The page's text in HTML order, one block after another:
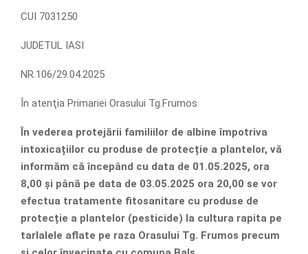
CUI 7031250
JUDETUL IASI
NR.106/29.04.2025
În atenţia Primariei Orasului Tg.Frumos
În vederea protejării familiilor de albine împotriva
intoxicațiilor cu produse de protecție a plantelor, vă
informăm că începând cu data de 01.05.2025, ora
8,00 şi până pe data de 03.05.2025 ora 20,00 se vor
efectua tratamente fitosanitare cu produse de
protecție a plantelor (pesticide) la cultura rapita pe
tarlalele aflate pe raza Orasului Tg. Frumos precum